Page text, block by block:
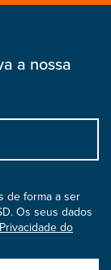
a nossa
de forma a ser
Os seus dados
do